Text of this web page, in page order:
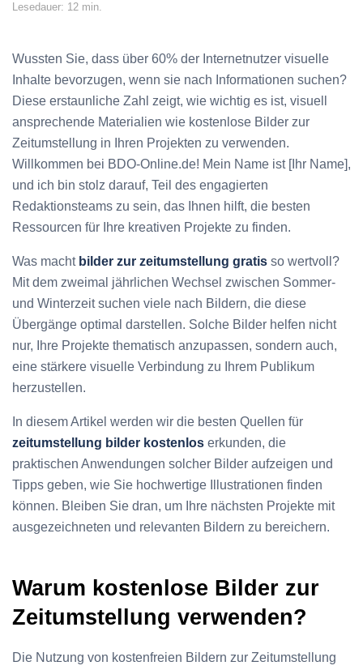
Lesedauer: 12 min.
Wussten Sie, dass über 60% der Internetnutzer visuelle
Inhalte bevorzugen, wenn sie nach Informationen suchen?
Diese erstaunliche Zahl zeigt, wie wichtig es ist, visuell
ansprechende Materialien wie kostenlose Bilder zur
Zeitumstellung in Ihren Projekten zu verwenden.
Willkommen bei BDO-Online.de! Mein Name ist [Ihr Name],
und ich bin stolz darauf, Teil des engagierten
Redaktionsteams zu sein, das Ihnen hilft, die besten
Ressourcen für Ihre kreativen Projekte zu finden.
Was macht bilder zur zeitumstellung gratis so wertvoll?
Mit dem zweimal jährlichen Wechsel zwischen Sommer-
und Winterzeit suchen viele nach Bildern, die diese
Übergänge optimal darstellen. Solche Bilder helfen nicht
nur, Ihre Projekte thematisch anzupassen, sondern auch,
eine stärkere visuelle Verbindung zu Ihrem Publikum
herzustellen.
In diesem Artikel werden wir die besten Quellen für
zeitumstellung bilder kostenlos erkunden, die
praktischen Anwendungen solcher Bilder aufzeigen und
Tipps geben, wie Sie hochwertige Illustrationen finden
können. Bleiben Sie dran, um Ihre nächsten Projekte mit
ausgezeichneten und relevanten Bildern zu bereichern.
Warum kostenlose Bilder zur
Zeitumstellung verwenden?
Die Nutzung von kostenfreien Bildern zur Zeitumstellung